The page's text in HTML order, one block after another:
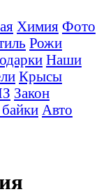
Химия Фото
Рожи
Наши
Крысы
Закон
Авто